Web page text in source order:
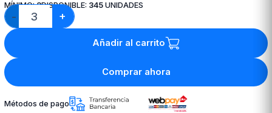
MÍNIMO:3DISPONIBLE: 345 UNIDADES
− +
Añadir al carrito
Comprar ahora
Métodos de pago